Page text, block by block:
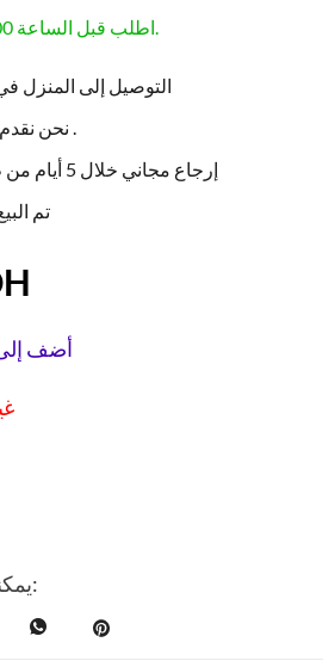
اطلب قبل الساعة 1:00 مساءً لتصلك غدًا.
التوصيل إلى المنزل
نحن نقدم لك ضمان لمدة سنة .
إرجاع مجاني خلال 5 أيام من طلبك (غير مستخدم)
تم
هو:
أضف
يمكنك مشاركة هذا المنتج: